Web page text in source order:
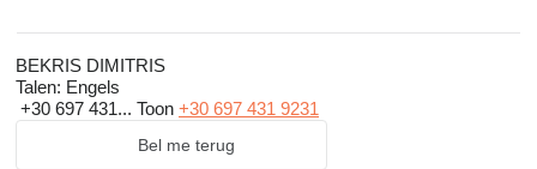
BEKRIS DIMITRIS
Talen: Engels
+30 697 431... Toon +30 697 431 9231
Bel me terug